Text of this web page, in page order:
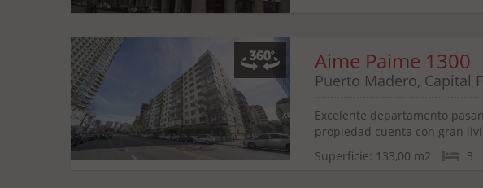
Aime Paime 1300
Puerto Madero, Capital
Excelente departamento
propiedad cuenta con gran
Superficie: 133,00 m2 3